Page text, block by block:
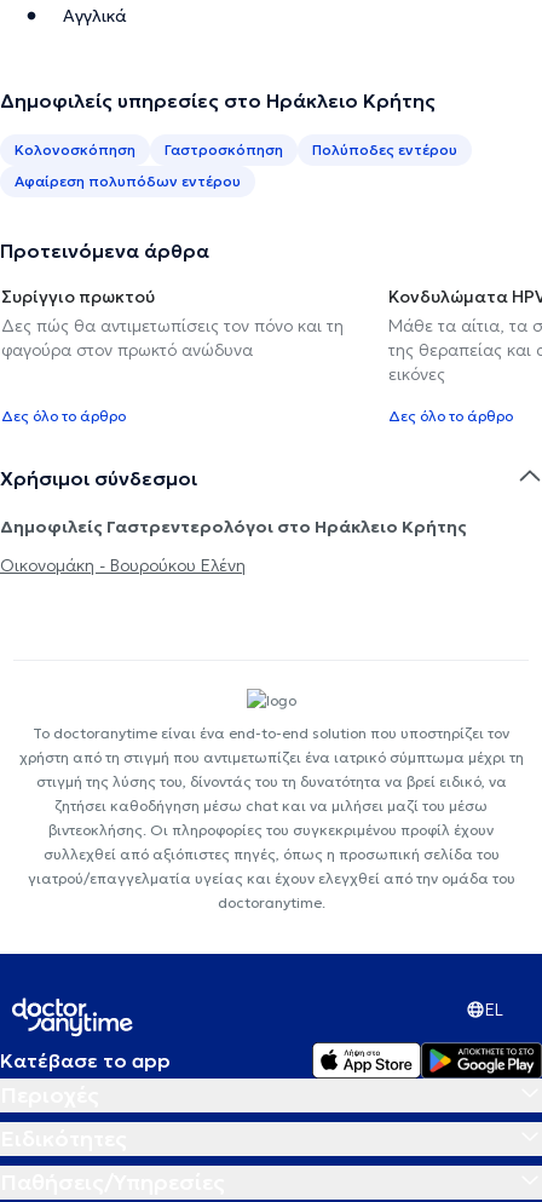
Αγγλικά
Δημοφιλείς υπηρεσίες στο Ηράκλειο Κρήτης
Κολονοσκόπηση Γαστροσκόπηση
Πολύποδες εντέρου
Αφαίρεση πολυπόδων εντέρου
Προτεινόμενα άρθρα
Συρίγγιο πρωκτού
Δες πώς θα αντιμετωπίσεις τον πόνο και τη
φαγούρα στον πρωκτό ανώδυνα
Δες όλο το άρθρο
Κονδυλώματα
Μάθε τα αίτια, τα
της θεραπείας
εικόνες
Δες όλο το άρθρο
Χρήσιμοι σύνδεσμοι
Δημοφιλείς Γαστρεντερολόγοι στο Ηράκλειο Κρήτης
Οικονομάκη - Βουρούκου Ελένη
Το doctoranytime είναι ένα end-to-end solution που υποστηρίζει τον
χρήστη από τη στιγμή που αντιμετωπίζει ένα ιατρικό σύμπτωμα μέχρι τη
στιγμή της λύσης του, δίνοντάς του τη δυνατότητα να βρεί ειδικό, να
ζητήσει καθοδήγηση μέσω chat και να μιλήσει μαζί του μέσω
βιντεοκλήσης. Οι πληροφορίες του συγκεκριμένου προφίλ έχουν
συλλεχθεί από αξιόπιστες πηγές, όπως η προσωπική σελίδα του
γιατρού/επαγγελματία υγείας και έχουν ελεγχθεί από την ομάδα του
doctoranytime.
EL
Κατέβασε το app